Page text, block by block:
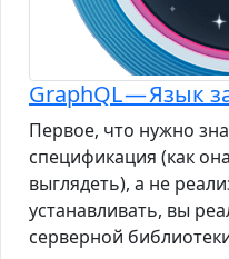
GraphQL — Язык
Первое, что нужно
спецификация (как
выглядеть), а не
устанавливать, вы
серверной